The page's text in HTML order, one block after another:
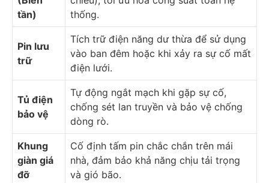
tần)
thống.
Pin lưu
trữ
Tích trữ điện năng dư thừa để sử dụng
vào ban đêm hoặc khi xảy ra sự cố mất
điện lưới.
Tủ điện
bảo vệ
Tự động ngắt mạch khi gặp sự cố,
chống sét lan truyền và bảo vệ chống
dòng rò.
Khung
giàn giá
đỡ
Cố định tấm pin chắc chắn trên mái
nhà, đảm bảo khả năng chịu tải trọng
và gió bão.